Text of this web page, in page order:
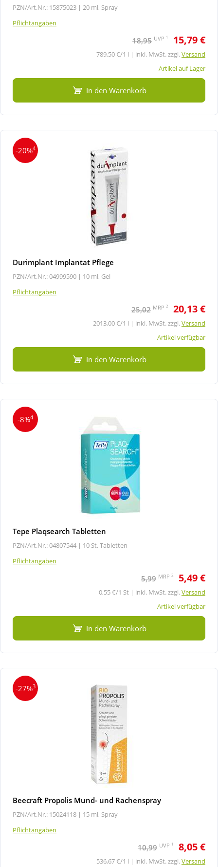
PZN/Art.Nr.: 15875023 | 20 ml, Spray
Pflichtangaben
18,95 UVP 1 15,79 €
789,50 €/1 l | inkl. MwSt. zzgl.Versand
Artikel auf Lager
In den Warenkorb
-20%4
Durimplant Implantat Pflege
PZN/Art.Nr.: 04999590 | 10 ml, Gel
Pflichtangaben
25,02 MRP 2 20,13 €
2013,00 €/1 l | inkl. MwSt. zzgl.Versand
Artikel verfügbar
In den Warenkorb
-8%4
Tepe Plaqsearch Tabletten
PZN/Art.Nr.: 04807544 | 10 St, Tabletten
Pflichtangaben
5,99 MRP 2 5,49 €
0,55 €/1 St | inkl. MwSt. zzgl.Versand
Artikel verfügbar
In den Warenkorb
-27%3
Beecraft Propolis Mund- und Rachenspray
PZN/Art.Nr.: 15024118 | 15 ml, Spray
Pflichtangaben
10,99 UVP 1 8,05 €
536,67 €/1 l | inkl. MwSt. zzgl.Versand